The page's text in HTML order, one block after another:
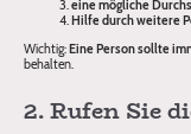
eine mögliche
Hilfe durch weitere
Wichtig:Eine Person sollte
behalten.
2. Rufen Sie